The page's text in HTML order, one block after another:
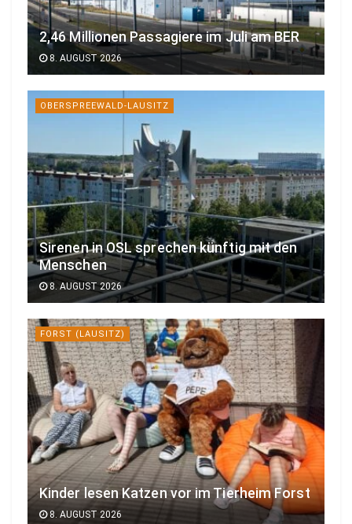
2,46 Millionen Passagiere im Juli am BER
8. AUGUST 2026
OBERSPREEWALD-LAUSITZ
Sirenen in OSL sprechen künftig mit den
Menschen
8. AUGUST 2026
FORST (LAUSITZ)
Kinder lesen Katzen vor im Tierheim Forst
8. AUGUST 2026